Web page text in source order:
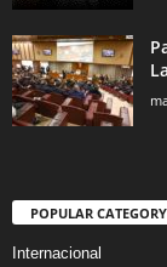
POPULAR CATEGORY
Internacional